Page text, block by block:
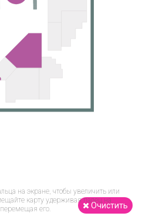
Очистить
на экране, чтобы увеличить или
карту удерживая палец на
его.